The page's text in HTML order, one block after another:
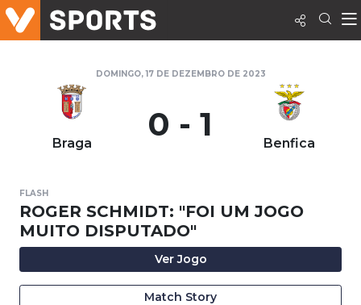
DOMINGO, 17 DE DEZEMBRO DE 2023
Braga 0 - 1 Benfica
FLASH
ROGER SCHMIDT: "FOI UM JOGO
MUITO DISPUTADO"
Ver Jogo
Match Story